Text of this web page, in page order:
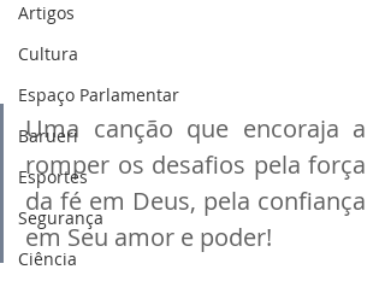
Artigos
Cultura
Espaço Parlamentar
Barueri
Esportes
Segurança
Ciência
Uma canção que encoraja a
romper os desafios pela força
da fé em Deus, pela confiança
em Seu amor e poder!